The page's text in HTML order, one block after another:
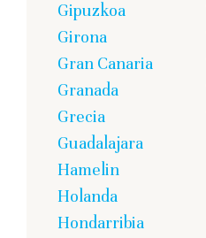
Gipuzkoa
Girona
Gran Canaria
Granada
Grecia
Guadalajara
Hamelin
Holanda
Hondarribia